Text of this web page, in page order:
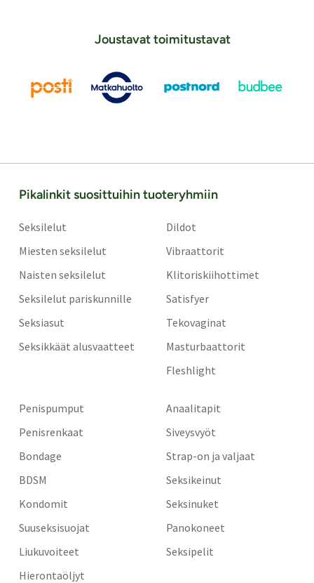
Joustavat toimitustavat
Pikalinkit suosittuihin tuoteryhmiin
Seksilelut
Miesten seksilelut
Naisten seksilelut
Seksilelut pariskunnille
Seksiasut
Seksikkäät alusvaatteet
Dildot
Vibraattorit
Klitoriskiihottimet
Satisfyer
Tekovaginat
Masturbaattorit
Fleshlight
Penispumput
Penisrenkaat
Bondage
BDSM
Kondomit
Suuseksisuojat
Liukuvoiteet
Hierontaöljyt
Anaalitapit
Siveysvyöt
Strap-on ja valjaat
Seksikeinut
Seksinuket
Panokoneet
Seksipelit